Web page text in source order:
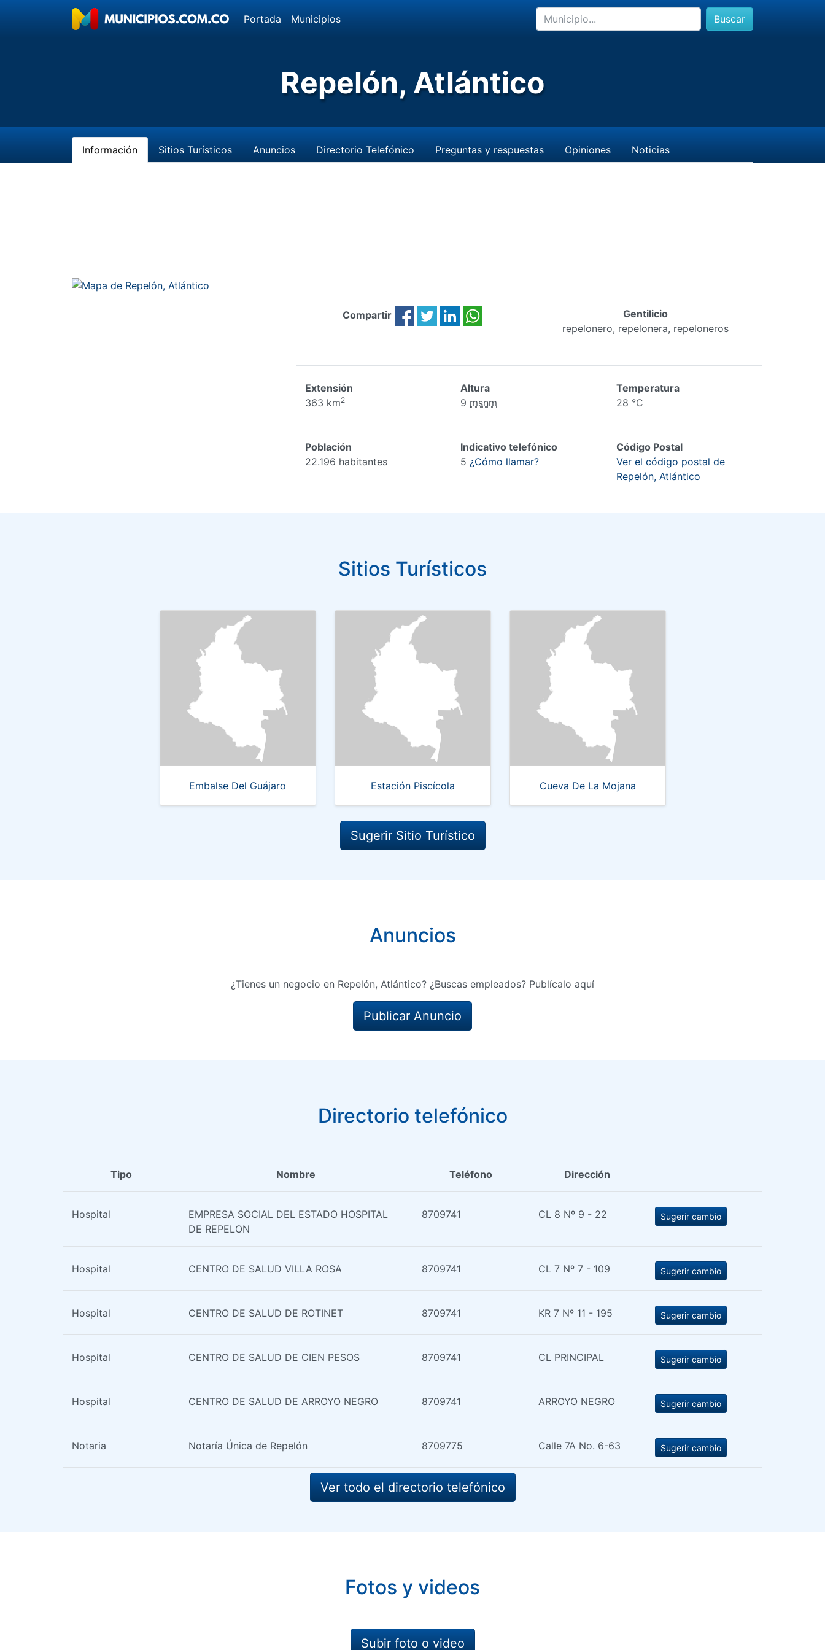
Portada Municipios Buscar
Repelón, Atlántico
Información Sitios Turísticos Anuncios Directorio Telefónico Preguntas y respuestas Opiniones Noticias
Compartir
Gentilicio
repelonero, repelonera, repeloneros
Extensión
363 km2
Altura
9 msnm
Temperatura
28 °C
Población
22.196 habitantes
Indicativo telefónico
5 ¿Cómo llamar?
Código Postal
Ver el código postal de
Repelón, Atlántico
Sitios Turísticos
Embalse Del Guájaro Estación Piscícola Cueva De La Mojana
Sugerir Sitio Turístico
Anuncios
¿Tienes un negocio en Repelón, Atlántico? ¿Buscas empleados? Publícalo aquí
Publicar Anuncio
Directorio telefónico
Tipo Nombre Teléfono Dirección
Hospital
EMPRESA SOCIAL DEL ESTADO HOSPITAL
DE REPELON
8709741 CL 8 Nº 9 - 22 Sugerir cambio
Hospital CENTRO DE SALUD VILLA ROSA 8709741 CL 7 Nº 7 - 109 Sugerir cambio
Hospital CENTRO DE SALUD DE ROTINET 8709741 KR 7 Nº 11 - 195 Sugerir cambio
Hospital CENTRO DE SALUD DE CIEN PESOS 8709741 CL PRINCIPAL Sugerir cambio
Hospital CENTRO DE SALUD DE ARROYO NEGRO 8709741 ARROYO NEGRO Sugerir cambio
Notaria Notaría Única de Repelón 8709775 Calle 7A No. 6-63 Sugerir cambio
Ver todo el directorio telefónico
Fotos y videos
Subir foto o video